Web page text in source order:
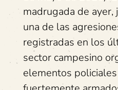
madrugada de ayer,
una de las
registradas en los
sector campesino
elementos